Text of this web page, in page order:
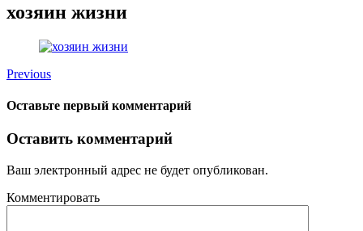
хозяин жизни
Previous
Оставьте первый комментарий
Оставить комментарий
Ваш электронный адрес не будет опубликован.
Комментировать